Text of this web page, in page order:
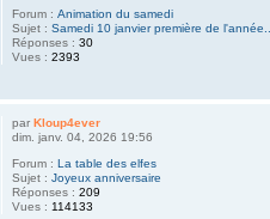
Forum :Animation du samedi
Sujet :Samedi 10 janvier première de l'année...
Réponses :30
Vues :2393
parKloup4ever
dim. janv. 04, 2026 19:56
Forum :La table des elfes
Sujet :Joyeux anniversaire
Réponses :209
Vues : 114133